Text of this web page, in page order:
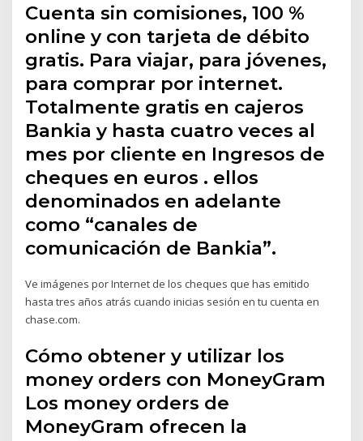
Cuenta sin comisiones, 100 %
online y con tarjeta de débito
gratis. Para viajar, para jóvenes,
para comprar por internet.
Totalmente gratis en cajeros
Bankia y hasta cuatro veces al
mes por cliente en Ingresos de
cheques en euros . ellos
denominados en adelante
como “canales de
comunicación de Bankia”.
Ve imágenes por Internet de los cheques que has emitido
hasta tres años atrás cuando inicias sesión en tu cuenta en
chase.com.
Cómo obtener y utilizar los
money orders con MoneyGram
Los money orders de
MoneyGram ofrecen la